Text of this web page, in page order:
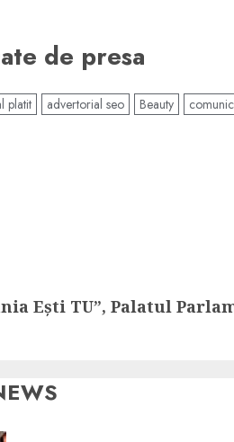
de presa
platit advertorial seo Beauty
Ești TU”, Palatul